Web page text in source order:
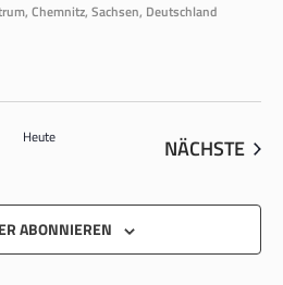
Chemnitz, Sachsen, Deutschland
Heute NÄCHSTE
ABONNIEREN